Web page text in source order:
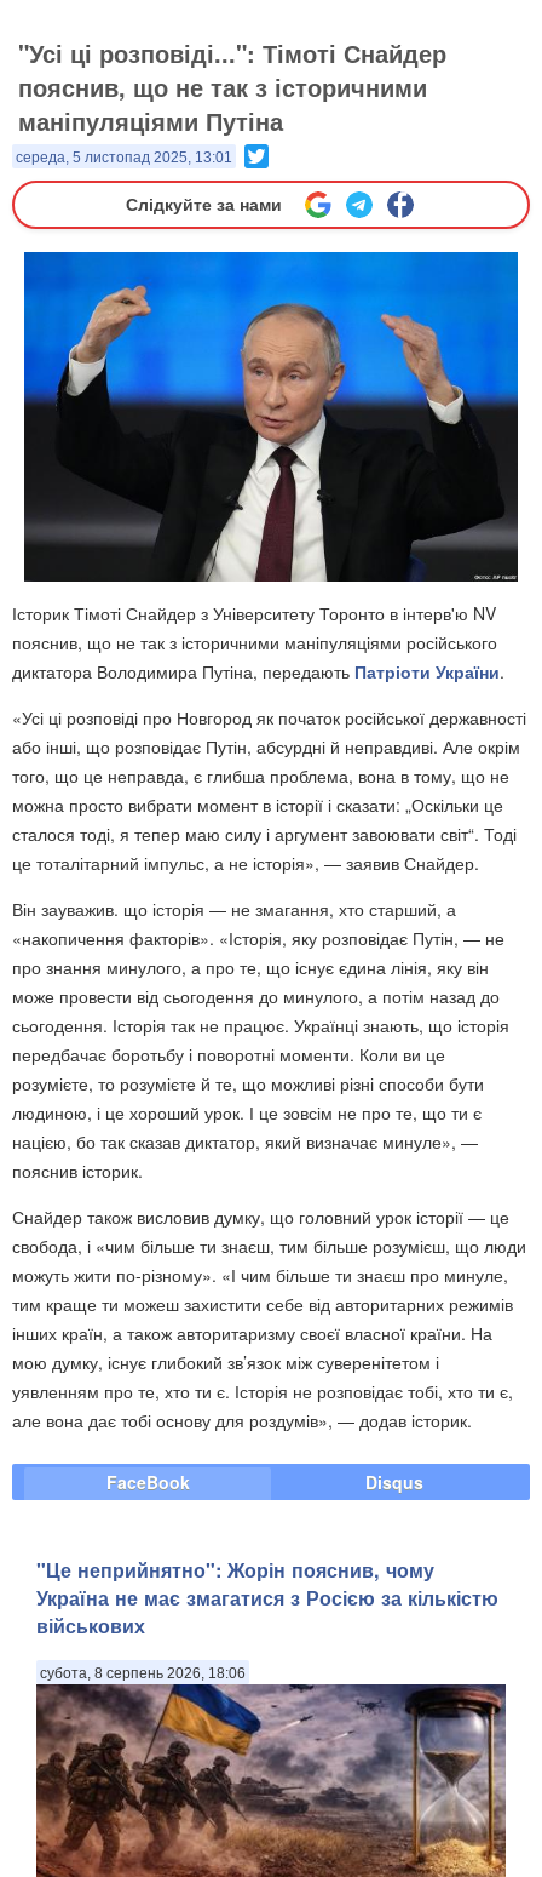
"Усі ці розповіді...": Тімоті Снайдер
пояснив, що не так з історичними
маніпуляціями Путіна
середа, 5 листопад 2025, 13:01
Слідкуйте за нами
Історик Тімоті Снайдер з Університету Торонто в інтерв'ю NV
пояснив, що не так з історичними маніпуляціями російського
диктатора Володимира Путіна, передають Патріоти України.
«Усі ці розповіді про Новгород як початок російської державності
або інші, що розповідає Путін, абсурдні й неправдиві. Але окрім
того, що це неправда, є глибша проблема, вона в тому, що не
можна просто вибрати момент в історії і сказати: „Оскільки це
сталося тоді, я тепер маю силу і аргумент завоювати світ“. Тоді
це тоталітарний імпульс, а не історія», — заявив Снайдер.
Він зауважив. що історія — не змагання, хто старший, а
«накопичення факторів». «Історія, яку розповідає Путін, — не
про знання минулого, а про те, що існує єдина лінія, яку він
може провести від сьогодення до минулого, а потім назад до
сьогодення. Історія так не працює. Українці знають, що історія
передбачає боротьбу і поворотні моменти. Коли ви це
розумієте, то розумієте й те, що можливі різні способи бути
людиною, і це хороший урок. І це зовсім не про те, що ти є
нацією, бо так сказав диктатор, який визначає минуле», —
пояснив історик.
Снайдер також висловив думку, що головний урок історії — це
свобода, і «чим більше ти знаєш, тим більше розумієш, що люди
можуть жити по‑різному». «І чим більше ти знаєш про минуле,
тим краще ти можеш захистити себе від авторитарних режимів
інших країн, а також авторитаризму своєї власної країни. На
мою думку, існує глибокий зв’язок між суверенітетом і
уявленням про те, хто ти є. Історія не розповідає тобі, хто ти є,
але вона дає тобі основу для роздумів», — додав історик.
FaceBook Disqus
"Це неприйнятно": Жорін пояснив, чому
Україна не має змагатися з Росією за кількістю
військових
субота, 8 серпень 2026, 18:06